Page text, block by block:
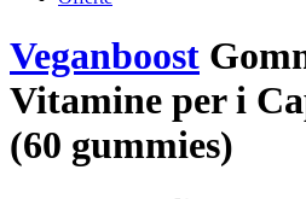
Veganboost
Vitamine per i
(60 gummies)